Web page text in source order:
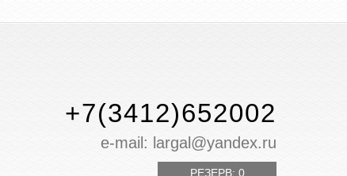
+7(3412)652002
е-mail: largal@yandex.ru
РЕЗЕРВ: 0